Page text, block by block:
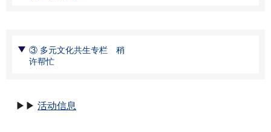
③ 多元文化共生专栏 稍
许帮忙
▶▶ 活动信息